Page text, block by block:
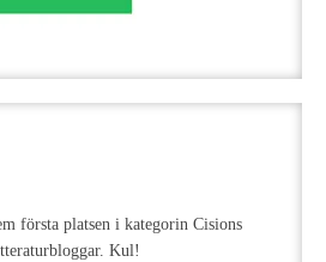
första platsen i kategorin Cisions
Kul!